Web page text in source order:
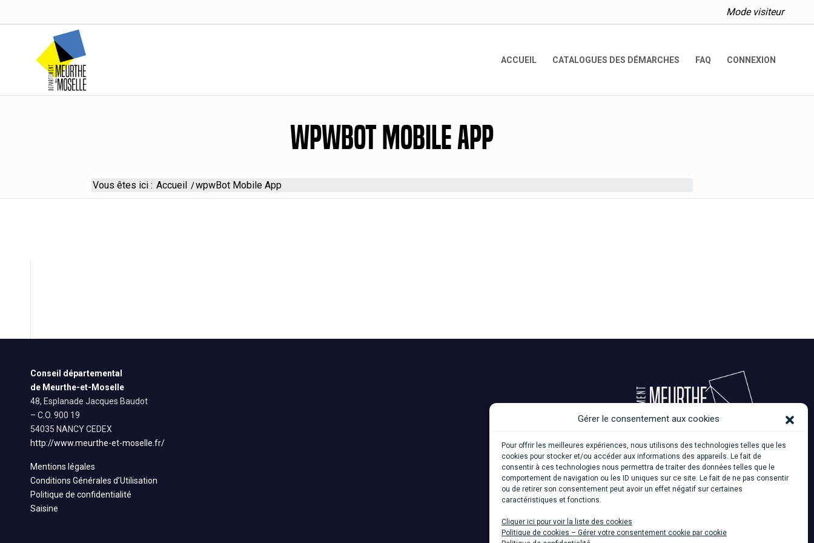
Mode visiteur
ACCUEIL CATALOGUES DES DÉMARCHES FAQ CONNEXION
wpwBot Mobile App
Vous êtes ici : Accueil /wpwBot Mobile App
Conseil départemental
de Meurthe-et-Moselle
48, Esplanade Jacques Baudot
– C.O. 900 19
54035 NANCY CEDEX
http://www.meurthe-et-moselle.fr/
Mentions légales
Conditions Générales d’Utilisation
Politique de confidentialité
Saisine
Gérer le consentement aux cookies
Pour offrir les meilleures expériences, nous utilisons des technologies telles que les
cookies pour stocker et/ou accéder aux informations des appareils. Le fait de
consentir à ces technologies nous permettra de traiter des données telles que le
comportement de navigation ou les ID uniques sur ce site. Le fait de ne pas consentir
ou de retirer son consentement peut avoir un effet négatif sur certaines
caractéristiques et fonctions.
Cliquer ici pour voir la liste des cookies
Politique de cookies – Gérer votre consentement cookie par cookie